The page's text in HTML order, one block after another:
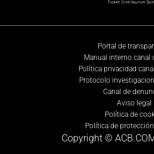
Portal de
Manual interno canal
Política privacidad
Protocolo
Canal de
Aviso legal
Política de
Política de
Copyright ©